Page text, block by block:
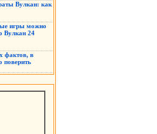
Вулкан: как
игры можно
Вулкан 24
фактов, в
поверить